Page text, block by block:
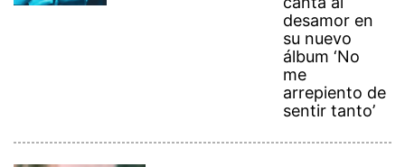
desamor en
su nuevo
álbum ‘No
me
arrepiento de
sentir tanto’